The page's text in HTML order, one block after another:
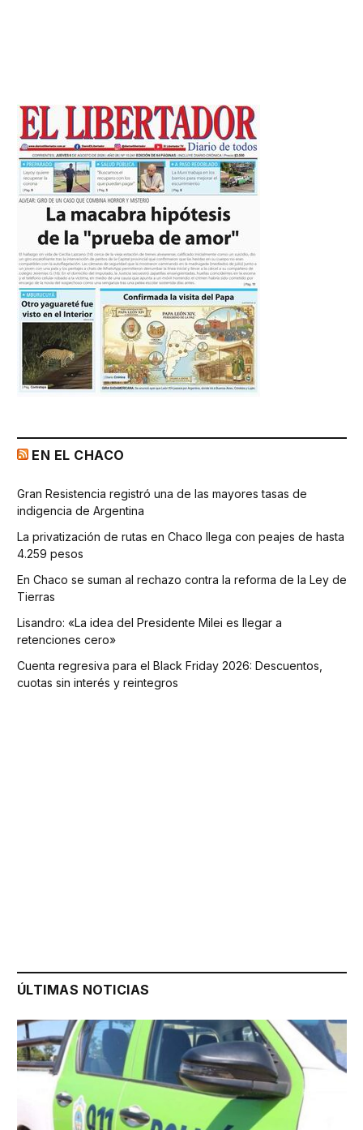
EN EL CHACO
Gran Resistencia registró una de las mayores tasas de
indigencia de Argentina
La privatización de rutas en Chaco llega con peajes de hasta
4.259 pesos
En Chaco se suman al rechazo contra la reforma de la Ley de
Tierras
Lisandro: «La idea del Presidente Milei es llegar a
retenciones cero»
Cuenta regresiva para el Black Friday 2026: Descuentos,
cuotas sin interés y reintegros
ÚLTIMAS NOTICIAS